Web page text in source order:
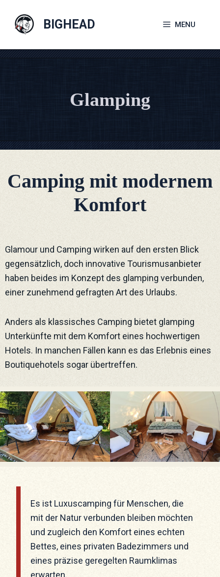
Inhalt
springen
BIGHEAD MENU
Glamping
Camping mit modernem
Komfort
Glamour und Camping wirken auf den ersten Blick
gegensätzlich, doch innovative Tourismusanbieter
haben beides im Konzept des glamping verbunden,
einer zunehmend gefragten Art des Urlaubs.
Anders als klassisches Camping bietet glamping
Unterkünfte mit dem Komfort eines hochwertigen
Hotels. In manchen Fällen kann es das Erlebnis eines
Boutiquehotels sogar übertreffen.
Es ist Luxuscamping für Menschen, die
mit der Natur verbunden bleiben möchten
und zugleich den Komfort eines echten
Bettes, eines privaten Badezimmers und
eines präzise geregelten Raumklimas
erwarten.